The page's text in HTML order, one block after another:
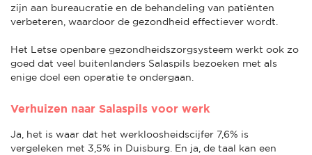
zijn aan bureaucratie en de behandeling van patiënten
verbeteren, waardoor de gezondheid effectiever wordt.
Het Letse openbare gezondheidszorgsysteem werkt ook zo
goed dat veel buitenlanders Salaspils bezoeken met als
enige doel een operatie te ondergaan.
Verhuizen naar Salaspils voor werk
Ja, het is waar dat het werkloosheidscijfer 7,6% is
vergeleken met 3,5% in Duisburg. En ja, de taal kan een